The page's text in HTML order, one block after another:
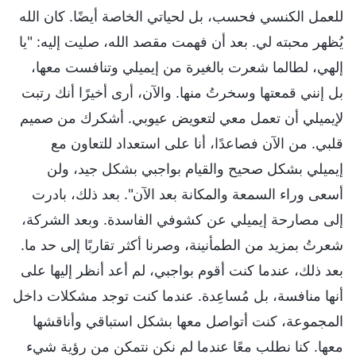
للعمل الكنسي فحسب، بل لحياتي الخاصة أيضًا. كان الله
يُظهر محبته لي. بعد أن فهمت مقصد الله، صليت إليه: "يا
إلهي، لطالما شعرت بالغيرة من إيميلي وتنافست معها،
بل إنني قمعتها وسخرتُ منها. والآن، أرى أخيرًا أنك رتبت
لإيميلي أن تعمل معي لتعويض عيوبي. أشكرك من صميم
قلبي. من الآن فصاعدًا، أنا على استعداد للتعاون مع
إيميلي بشكل صحيح والقيام بواجبي بشكل جيد، ولن
أسعى وراء السمعة والمكانة بعد الآن". بعد ذلك، بادرت
إلى مصارحة إيميلي عن كشوفي الفاسدة. وبعد الشركة،
شعرتُ بمزيد من الطمأنينة، وصرنا أكثر تقاربًا إلى حد ما.
بعد ذلك، عندما كنت أقوم بواجبي، لم أعد أنظر إليها على
أنها منافسة، بل مُساعِدة. عندما كنت توجد مشكلات داخل
المجموعة، كنت أتواصل معها بشكل استباقي وأناقشها
معها. كنا نطلب معًا عندما لم نكن نتمكن من رؤية شيء